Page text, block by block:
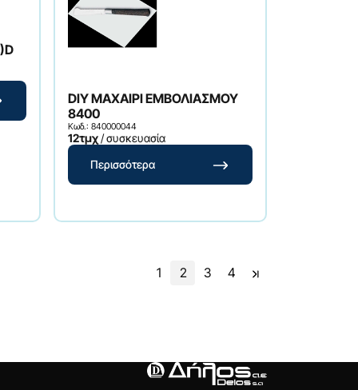
DIY ΜΑΧΑΙΡΙ ΕΜΒΟΛΙΑΣΜΟΥ
8400
Κωδ.: 840000044
12τμχ/ συσκευασία
Περισσότερα
1 2 3 4